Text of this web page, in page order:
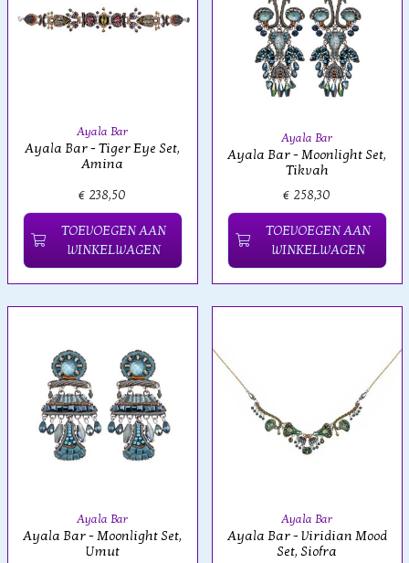
Ayala Bar
Ayala Bar - Tiger Eye Set,
Amina
€ 238,50
TOEVOEGEN AAN
WINKELWAGEN
Ayala Bar
Ayala Bar - Moonlight Set,
Tikvah
€ 258,30
TOEVOEGEN AAN
WINKELWAGEN
Ayala Bar
Ayala Bar - Moonlight Set,
Umut
Ayala Bar
Ayala Bar - Viridian Mood
Set, Siofra